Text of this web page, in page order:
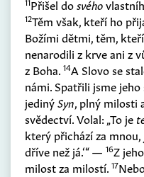
Přišel dosvého
12Těm však, kteří ho
Božími dětmi, těm,
nenarodili z krve ani z
z Boha. 14A Slovo se
námi. Spatřili jsme jeho
jedinýSyn, plný milosti
svědectví. Volal: „To je
který přichází za
dříve než já.‘“ — 16Z
milost za milostí. 17